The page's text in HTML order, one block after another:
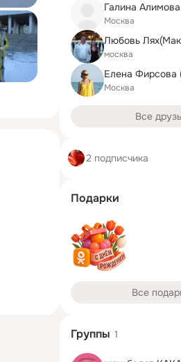
Галина Алимова
Москва
Любовь
москва
Елена Фирсова
Москва
Все
2 подписчика
Подарки
Все
Группы 1